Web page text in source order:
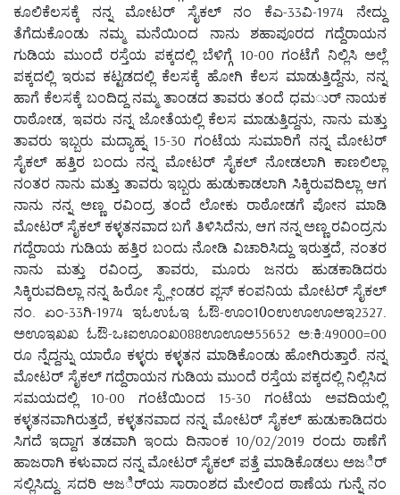
ಕೂಲಿಕೆಲಸಕ್ಕೆ ನನ್ನ ಮೋಟರ್ ಸೈಕಲ್ ನಂ ಕೆಎ-33ವಿ-1974 ನೇದ್ದು
ತೆಗೆದುಕೊಂಡು ನಮ್ಮ ಮನೆಯಿಂದ ನಾನು ಶಹಾಪೂರದ ಗದ್ದೆರಾಯನ
ಗುಡಿಯ ಮುಂದೆ ರಸ್ತೆಯ ಪಕ್ಕದಲ್ಲಿ ಬೆಳಿಗ್ಗೆ 10-00 ಗಂಟೆಗೆ ನಿಲ್ಲಿಸಿ ಅಲ್ಲೆ
ಪಕ್ಕದಲ್ಲಿ ಇರುವ ಕಟ್ಟಡದಲ್ಲಿ ಕೆಲಸಕ್ಕೆ ಹೋಗಿ ಕೆಲಸ ಮಾಡುತ್ತಿದ್ದೆನು, ನನ್ನ
ಹಾಗೆ ಕೆಲಸಕ್ಕೆ ಬಂದಿದ್ದ ನಮ್ಮ ತಾಂಡದ ತಾವರು ತಂದೆ ಧಮರ್ು ನಾಯಕ
ರಾಠೋಡ, ಇವರು ನನ್ನ ಜೋತೆಯಲ್ಲಿ ಕೆಲಸ ಮಾಡುತ್ತಿದ್ದನು, ನಾನು ಮತ್ತು
ತಾವರು ಇಬ್ಬರು ಮದ್ಯಾಹ್ನ 15-30 ಗಂಟೆಯ ಸುಮಾರಿಗೆ ನನ್ನ ಮೋಟರ್
ಸೈಕಲ್ ಹತ್ತಿರ ಬಂದು ನನ್ನ ಮೋಟರ್ ಸೈಕಲ್ ನೋಡಲಾಗಿ ಕಾಣಲಿಲ್ಲಾ
ನಂತರ ನಾನು ಮತ್ತು ತಾವರು ಇಬ್ಬರು ಹುಡುಕಾಡಲಾಗಿ ಸಿಕ್ಕಿರುವದಿಲ್ಲಾ ಆಗ
ನಾನು ನನ್ನ ಅಣ್ಣ ರವಿಂದ್ರ ತಂದೆ ಲೋಕು ರಾಠೋಡಗೆ ಪೋನ ಮಾಡಿ
ಮೋಟರ್ ಸೈಕಲ್ ಕಳ್ಳತನವಾದ ಬಗೆ ತಿಳಿಸಿದೆನು, ಆಗ ನನ್ನ ಅಣ್ಣ ರವಿಂದ್ರನು
ಗದ್ದೆರಾಯ ಗುಡಿಯ ಹತ್ತಿರ ಬಂದು ನೋಡಿ ವಿಚಾರಿಸಿದ್ದು ಇರುತ್ತದೆ, ನಂತರ
ನಾನು ಮತ್ತು ರವಿಂದ್ರ, ತಾವರು, ಮೂರು ಜನರು ಹುಡಕಾಡಿದರು
ಸಿಕ್ಕಿರುವದಿಲ್ಲಾ ನನ್ನ ಹಿರೋ ಸ್ಪ್ಲೇಂಡರ ಪ್ಲಸ್ ಕಂಪನಿಯ ಮೋಟರ್ ಸೈಕಲ್
ನಂ. ಏಂ-33ಗಿ-1974 ಇಓಉಓಇ ಓಔ-ಊಂ10ಂಉಊಊಅಇ2327.
ಅಊಇಖಖ ಓಔ-ಒಃಐಊಂಖ088ಊಊಅ55652 ಅ:ಕಿ:49000=00
ರೂ ನ್ನೆದ್ದನ್ನು ಯಾರೊ ಕಳ್ಳರು ಕಳ್ಳತನ ಮಾಡಿಕೊಂಡು ಹೋಗಿರುತ್ತಾರೆ. ನನ್ನ
ಮೋಟರ್ ಸೈಕಲ್ ಗದ್ದೆರಾಯನ ಗುಡಿಯ ಮುಂದೆ ರಸ್ತೆಯ ಪಕ್ಕದಲ್ಲಿ ನಿಲ್ಲಿಸಿದ
ಸಮಯದಲ್ಲಿ 10-00 ಗಂಟೆಯಿಂದ 15-30 ಗಂಟೆಯ ಅವದಿಯಲ್ಲಿ
ಕಳ್ಳತನವಾಗಿರುತ್ತದೆ, ಕಳ್ಳತನವಾದ ನನ್ನ ಮೋಟರ್ ಸೈಕಲ್ ಹುಡುಕಾಡಿದರು
ಸಿಗದೆ ಇದ್ದಾಗ ತಡವಾಗಿ ಇಂದು ದಿನಾಂಕ 10/02/2019 ರಂದು ಠಾಣೆಗೆ
ಹಾಜರಾಗಿ ಕಳುವಾದ ನನ್ನ ಮೋಟರ್ ಸೈಕಲ್ ಪತ್ತೆ ಮಾಡಿಕೊಡಲು ಅಜರ್ಿ
ಸಲ್ಲಿಸಿದ್ದು. ಸದರಿ ಅಜರ್ಿಯ ಸಾರಾಂಶದ ಮೇಲಿಂದ ಠಾಣೆಯ ಗುನ್ನೆ ನಂ